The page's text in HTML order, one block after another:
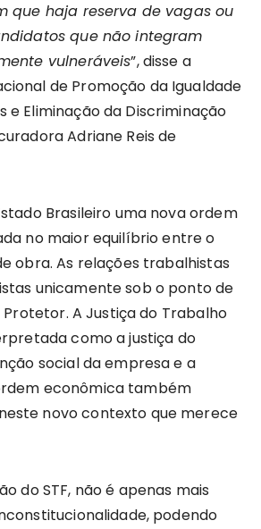
que haja reserva de vagas ou
que não integram
vulneráveis”, disse a
de Promoção da Igualdade
e Eliminação da Discriminação
Adriane Reis de
Brasileiro uma nova ordem
no maior equilíbrio entre o
obra. As relações trabalhistas
unicamente sob o ponto de
A Justiça do Trabalho
como a justiça do
social da empresa e a
econômica também
novo contexto que merece
do STF, não é apenas mais
podendo